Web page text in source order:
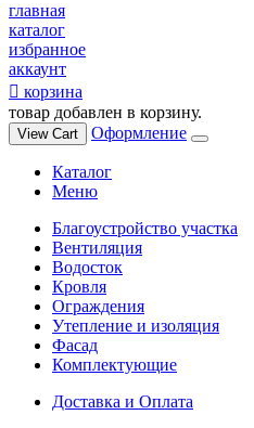
главная
каталог
избранное
аккаунт
корзина
товар добавлен в корзину.
View Cart Оформление
Каталог
Меню
Благоустройство участка
Вентиляция
Водосток
Кровля
Ограждения
Утепление и изоляция
Фасад
Комплектующие
Доставка и Оплата